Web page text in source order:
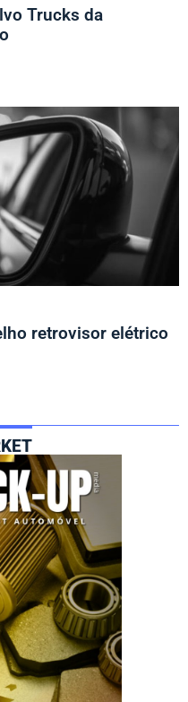
Trucks da
retrovisor elétrico